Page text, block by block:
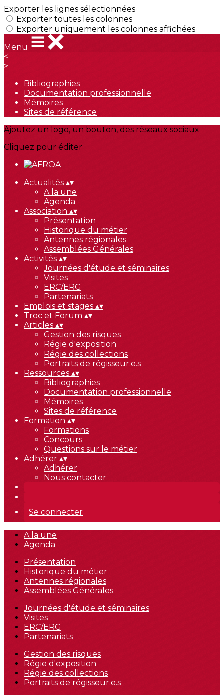
Exporter les lignes sélectionnées
Exporter toutes les colonnes
Exporter uniquement les colonnes affichées
Menu
<
>
Bibliographies
Documentation professionnelle
Mémoires
Sites de référence
Ajoutez un logo, un bouton, des réseaux sociaux
Cliquez pour éditer
Actualités ▴▾
A la une
Agenda
Association ▴▾
Présentation
Historique du métier
Antennes régionales
Assemblées Générales
Activités ▴▾
Journées d'étude et séminaires
Visites
ERC/ERG
Partenariats
Emplois et stages ▴▾
Troc et Forum ▴▾
Articles ▴▾
Gestion des risques
Régie d'exposition
Régie des collections
Portraits de régisseur.e.s
Ressources ▴▾
Bibliographies
Documentation professionnelle
Mémoires
Sites de référence
Formation ▴▾
Formations
Concours
Questions sur le métier
Adhérer ▴▾
Adhérer
Nous contacter
Se connecter
A la une
Agenda
Présentation
Historique du métier
Antennes régionales
Assemblées Générales
Journées d'étude et séminaires
Visites
ERC/ERG
Partenariats
Gestion des risques
Régie d'exposition
Régie des collections
Portraits de régisseur.e.s